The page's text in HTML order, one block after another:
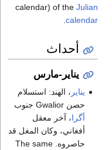
calendar) of the Julian
calendar
.
أحداث
يناير-مارس
يناير ، الهند: استسلام
حصن Gwalior جنوب
أگرا، آخر معقل
أفغاني، وكان المغل قد
حاصروه. The same